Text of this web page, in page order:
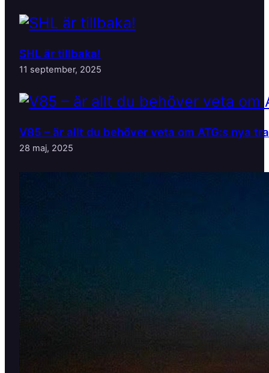
SHL är tillbaka!
11 september, 2025
V85 – är allt du behöver veta om ATG:s nya
28 maj, 2025